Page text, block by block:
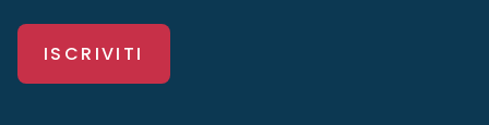
ISCRIVITI